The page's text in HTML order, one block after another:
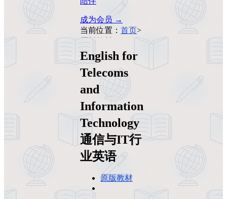
成为会员 →
当前位置： 首页>
原版教材
English
for Telecoms and
Information
Technology 通信与
IT行业英语
English for
Telecoms
and
Information
Technology
通信与IT行
业英语
原版教材